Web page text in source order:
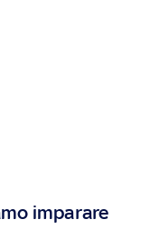
imparare